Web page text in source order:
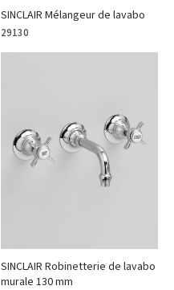
SINCLAIR Mélangeur de lavabo
29130
SINCLAIR Robinetterie de lavabo
murale 130 mm